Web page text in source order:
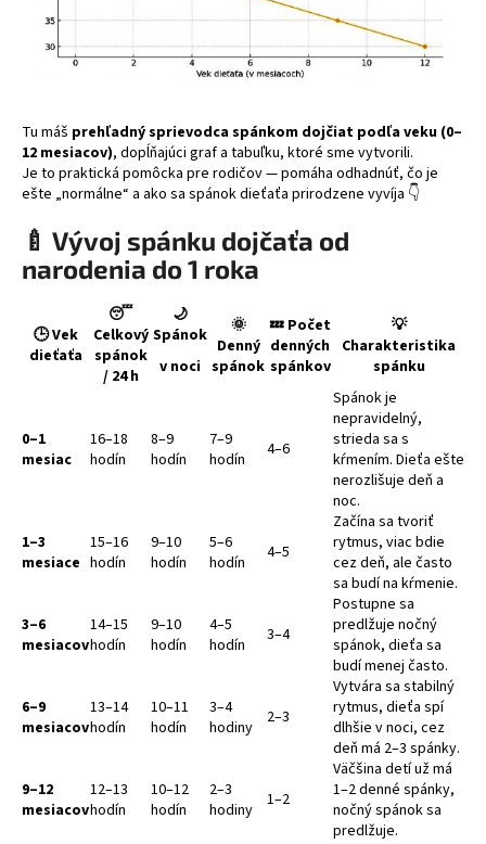
Tu máš prehľadný sprievodca spánkom dojčiat podľa veku (0–
12 mesiacov), dopĺňajúci graf a tabuľku, ktoré sme vytvorili.
Je to praktická pomôcka pre rodičov — pomáha odhadnúť, čo je
ešte „normálne“ a ako sa spánok dieťaťa prirodzene vyvíja 👇
🍼 Vývoj spánku dojčaťa od
narodenia do 1 roka
🕒Vek
dieťaťa
😴
Celkový
spánok
/ 24 h
🌙
Spánok
v noci
🌞
Denný
spánok
💤 Počet
denných
spánkov
💡
Charakteristika
spánku
0–1
mesiac
16–18
hodín
8–9
hodín
7–9
hodín
4–6
Spánok je
nepravidelný,
strieda sa s
kŕmením. Dieťa ešte
nerozlišuje deň a
noc.
1–3
mesiace
15–16
hodín
9–10
hodín
5–6
hodín
4–5
Začína sa tvoriť
rytmus, viac bdie
cez deň, ale často
sa budí na kŕmenie.
3–6
mesiacov
14–15
hodín
9–10
hodín
4–5
hodín
3–4
Postupne sa
predlžuje nočný
spánok, dieťa sa
budí menej často.
6–9
mesiacov
13–14
hodín
10–11
hodín
3–4
hodiny
2–3
Vytvára sa stabilný
rytmus, dieťa spí
dlhšie v noci, cez
deň má 2–3 spánky.
9–12
mesiacov
12–13
hodín
10–12
hodín
2–3
hodiny
1–2
Väčšina detí už má
1–2 denné spánky,
nočný spánok sa
predlžuje.